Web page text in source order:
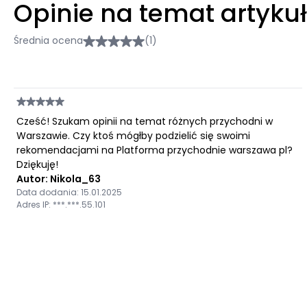
Opinie na temat
Średnia ocena (1)
Cześć! Szukam opinii na temat różnych przychodni w
Warszawie. Czy ktoś mógłby podzielić się swoimi
rekomendacjami na Platforma przychodnie warszawa pl?
Dziękuję!
Autor: Nikola_63
Data dodania: 15.01.2025
Adres IP: ***.***.55.101